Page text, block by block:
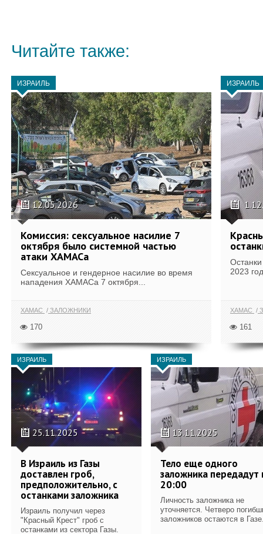
Читайте также:
ИЗРАИЛЬ
12.05.2026
Комиссия: сексуальное насилие 7
октября было системной частью
атаки ХАМАСа
Сексуальное и гендерное насилие во время
нападения ХАМАСа 7 октября...
ХАМАС ЗАЛОЖНИКИ
170
ИЗРАИЛЬ
2023
ХАМАС
161
ИЗРАИЛЬ
25.11.2025
В Израиль из Газы
доставлен гроб,
предположительно, с
останками заложника
Израиль получил через
"Красный Крест" гроб с
останками из сектора Газы.
ИЗРАИЛЬ
13.11.2025
Тело еще одного
заложника передадут
20:00
Личность заложника не
уточняется. Четверо
заложников остаются в